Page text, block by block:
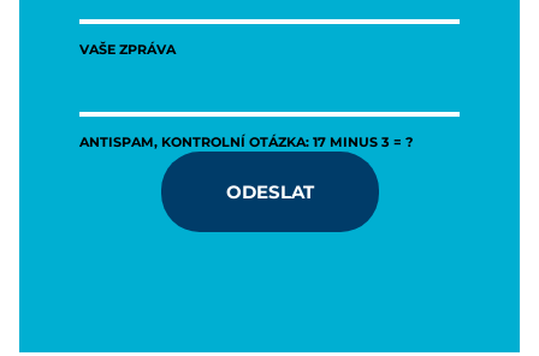
VAŠE ZPRÁVA
ANTISPAM, KONTROLNÍ OTÁZKA: 17 MINUS 3 = ?
ODESLAT